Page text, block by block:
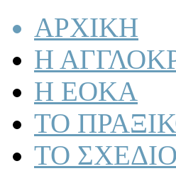
ΑΡΧΙΚΗ
Η
Η ΕΟΚΑ
ΤΟ
ΤΟ